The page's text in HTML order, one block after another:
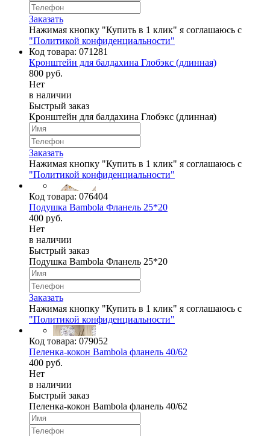
Заказать
Нажимая кнопку "Купить в 1 клик" я соглашаюсь с
"Политикой конфиденциальности"
Код товара: 071281
Кронштейн для балдахина Глобэкс (длинная)
800 руб.
Нет
в наличии
Быстрый заказ
Кронштейн для балдахина Глобэкс (длинная)
Заказать
Нажимая кнопку "Купить в 1 клик" я соглашаюсь с
"Политикой конфиденциальности"
Код товара: 076404
Подушка Bambola Фланель 25*20
400 руб.
Нет
в наличии
Быстрый заказ
Подушка Bambola Фланель 25*20
Заказать
Нажимая кнопку "Купить в 1 клик" я соглашаюсь с
"Политикой конфиденциальности"
Код товара: 079052
Пеленка-кокон Bambola фланель 40/62
400 руб.
Нет
в наличии
Быстрый заказ
Пеленка-кокон Bambola фланель 40/62